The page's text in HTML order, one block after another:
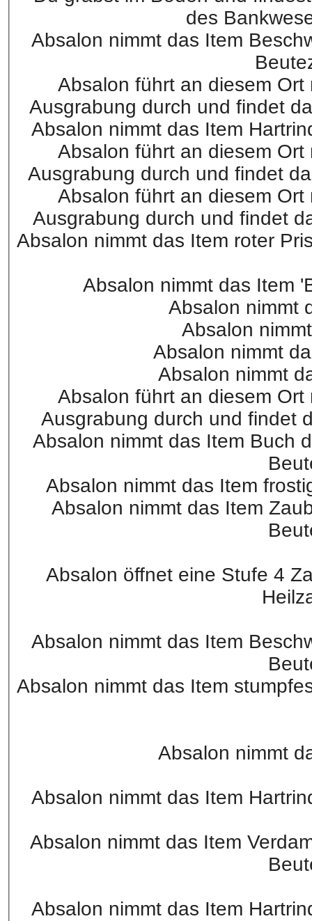
des
Absalon nimmt das Item
Absalon führt an diesem
Ausgrabung durch und findet
Absalon nimmt das Item
Absalon führt an diesem
Ausgrabung durch und findet
Absalon führt an diesem
Ausgrabung durch und findet
Absalon nimmt das Item roter
Absalon nimmt das Item
Absalon nimmt
Absalon
Absalon nimmt
Absalon nimmt
Absalon führt an diesem
Ausgrabung durch und findet
Absalon nimmt das Item Buch
Absalon nimmt das Item
Absalon nimmt das Item
Absalon öffnet eine Stufe 4
Absalon nimmt das Item
Absalon nimmt das Item
Absalon nimmt
Absalon nimmt das Item
Absalon nimmt das Item
Absalon nimmt das Item